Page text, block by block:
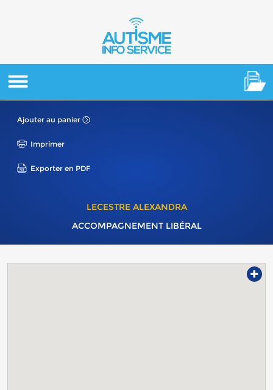
Ajouter au panier
Imprimer
Exporter en PDF
LECESTRE ALEXANDRA
ACCOMPAGNEMENT LIBÉRAL
+